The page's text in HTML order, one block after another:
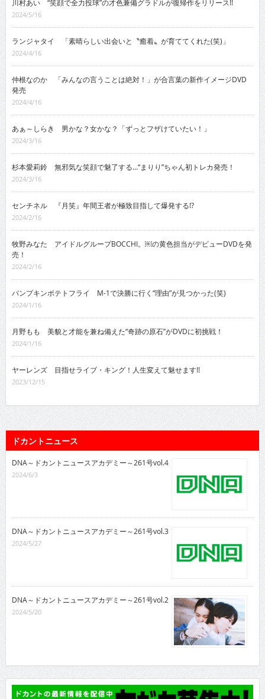
川村あい “笑顔で全力投球”の才色兼備グラドルが復帰作をリリース!!
2024/5/16
ランジャタイ 「素晴らしい出会いと〝癒着〟が育ててくれた(笑)」
2024/4/16
仲根なのか 「みんなの言うことは絶対！」が合言葉の新作イメージDVD
発売
2024/4/16
あぁ～しらき 男かな？女かな？「ずっとフザけていたい！」
2024/3/16
杉本愛莉鈴 無邪気な笑顔で魅了する…“まりり”ちゃん初トレカ発売！
2024/3/16
センチネル 『月笑』年間王者が極致目指して爆発する!?
2024/2/16
牧野みなた アイドルグループBOCCHI。￼の黄色担当がデビューDVDを発
売！
2024/2/16
パンプキンポテトフライ M-1で決勝に行く“理由”が見つかった(笑)
2024/1/16
月野もも 美貌と才能を兼ね備えた“奇跡の原石”がDVDに初挑戦！
2024/1/16
ヤーレンズ 目指せライブ・キング！人生変えて魅せます!!
2023/12/15
ドカントニュース
DNA～ドカントニュースアカデミー～261号vol.4
2024/6/3
DNA～ドカントニュースアカデミー～261号vol.3
2024/5/27
DNA～ドカントニュースアカデミー～261号vol.2
2024/5/20